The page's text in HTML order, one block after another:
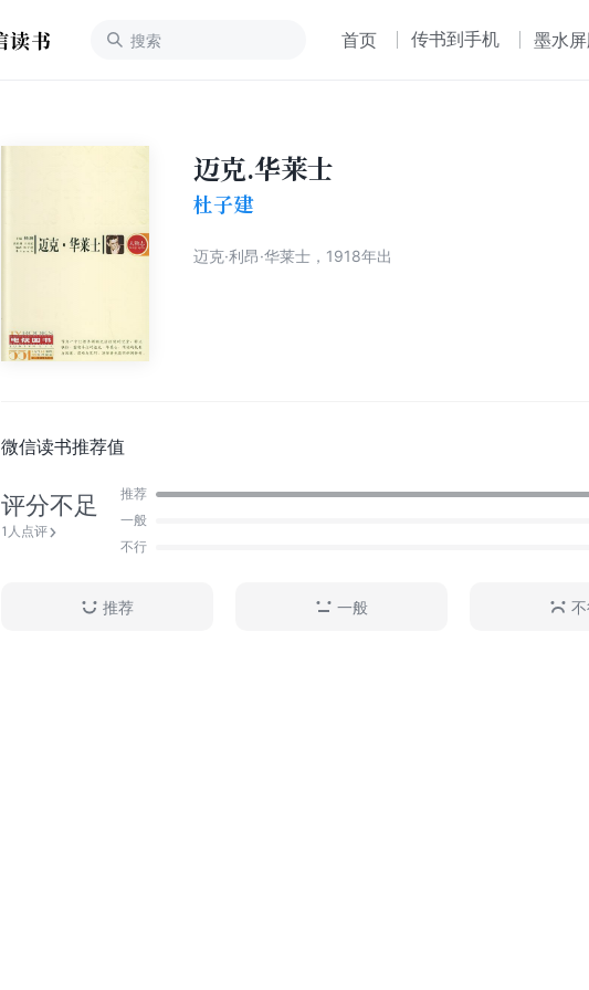
首页 传书到手机 墨水
迈克.华莱士
杜子建
迈克·利昂·华莱士，1918年出
微信读书推荐值
评分不足
1人点评
推荐
一般
不行
推荐 一般